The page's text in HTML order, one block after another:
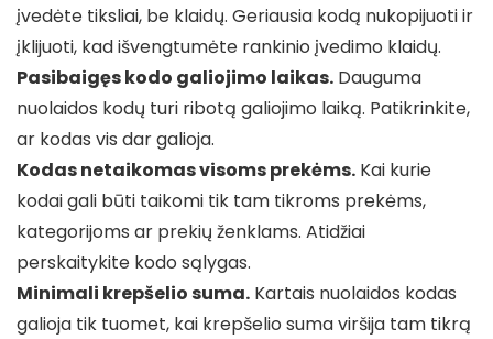
įvedėte tiksliai, be klaidų. Geriausia kodą nukopijuoti ir
įklijuoti, kad išvengtumėte rankinio įvedimo klaidų.
Pasibaigęs kodo galiojimo laikas. Dauguma
nuolaidos kodų turi ribotą galiojimo laiką. Patikrinkite,
ar kodas vis dar galioja.
Kodas netaikomas visoms prekėms. Kai kurie
kodai gali būti taikomi tik tam tikroms prekėms,
kategorijoms ar prekių ženklams. Atidžiai
perskaitykite kodo sąlygas.
Minimali krepšelio suma. Kartais nuolaidos kodas
galioja tik tuomet, kai krepšelio suma viršija tam tikrą